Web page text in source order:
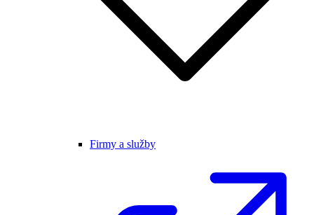
Firmy a služby